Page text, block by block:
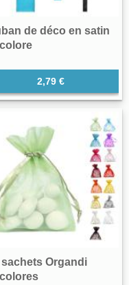
de déco en satin
2,79 €
sachets Organdi